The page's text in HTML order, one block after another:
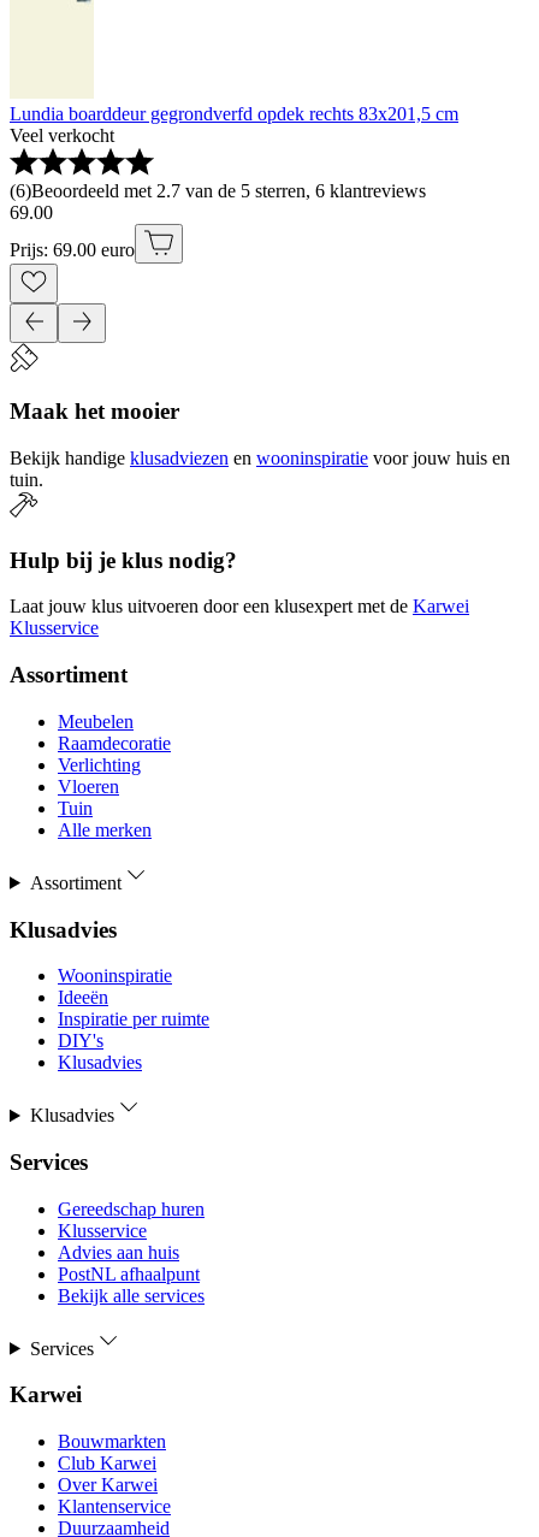
Lundia boarddeur gegrondverfd opdek rechts 83x201,5 cm
Veel verkocht
(6)Beoordeeld met 2.7 van de 5 sterren, 6 klantreviews
69.00
Prijs: 69.00 euro
Maak het mooier
Bekijk handige klusadviezen en wooninspiratie voor jouw huis en
tuin.
Hulp bij je klus nodig?
Laat jouw klus uitvoeren door een klusexpert met de Karwei
Klusservice
Assortiment
Meubelen
Raamdecoratie
Verlichting
Vloeren
Tuin
Alle merken
Assortiment
Klusadvies
Wooninspiratie
Ideeën
Inspiratie per ruimte
DIY's
Klusadvies
Klusadvies
Services
Gereedschap huren
Klusservice
Advies aan huis
PostNL afhaalpunt
Bekijk alle services
Services
Karwei
Bouwmarkten
Club Karwei
Over Karwei
Klantenservice
Duurzaamheid